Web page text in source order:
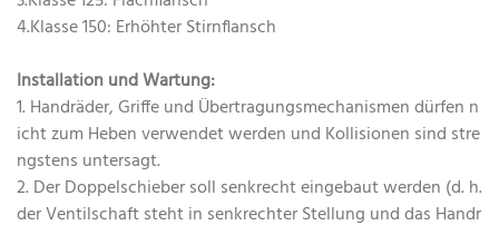
4.Klasse 150: Erhöhter Stirnflansch
Installation und Wartung:
1. Handräder, Griffe und Übertragungsmechanismen dürfen n
icht zum Heben verwendet werden und Kollisionen sind stre
ngstens untersagt.
2. Der Doppelschieber soll senkrecht eingebaut werden (d. h.
der Ventilschaft steht in senkrechter Stellung und das Handr